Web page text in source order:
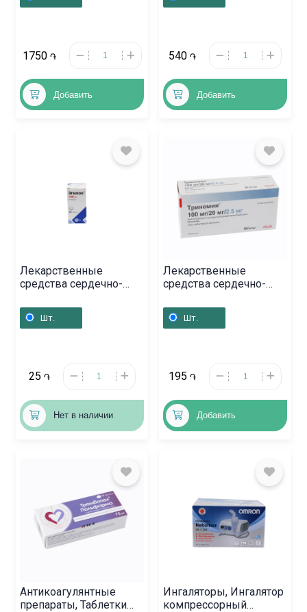
1750 ֏
Добавить
540 ֏
Добавить
Лекарственные
средства сердечно-
Վենգրիա
Шт.
25 ֏
Нет в наличии
Лекарственные
средства сердечно-
Իսպանիա
Шт.
195 ֏
Добавить
Антикоагулянтные
препараты, Таблетки
Ингаляторы, Ингалятор
компрессорный